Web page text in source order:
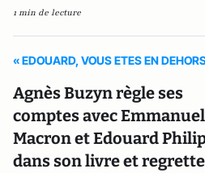
1 min de lecture
« EDOUARD, VOUS ETES EN
Agnès Buzyn règle ses
comptes avec Emmanuel
Macron et Edouard
dans son livre et regrette